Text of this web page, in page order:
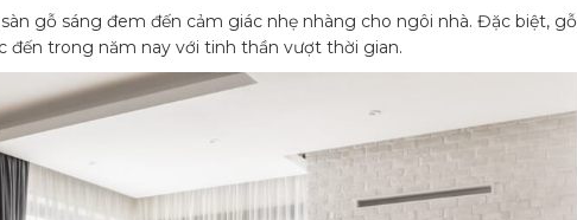
gỗ sáng đem đến cảm giác nhẹ nhàng cho ngôi nhà. Đặc biệt, gỗ
đến trong năm nay với tinh thần vượt thời gian.